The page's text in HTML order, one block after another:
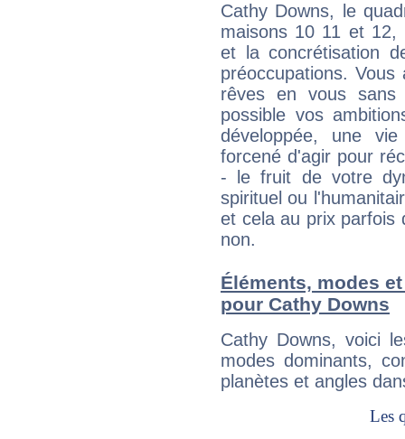
Cathy Downs, le
maisons 10 11 et 12,
et la concrétisation
préoccupations.
rêves en vous sans
possible vos
développée, une
forcené d'agir pour
- le fruit de votre
spirituel ou
et cela au prix parfois
non.
Éléments, modes
pour Cathy Downs
Cathy Downs, voici
modes dominants,
planètes et angles